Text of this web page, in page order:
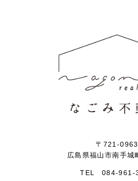
〒721-0963
広島県福山市南手
TEL 084-961-